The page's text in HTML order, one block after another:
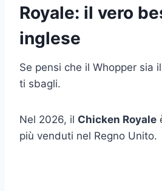
Royale: il vero
inglese
Se pensi che il Whopper sia
ti sbagli.
Nel 2026, il Chicken Royale
più venduti nel Regno Unito.